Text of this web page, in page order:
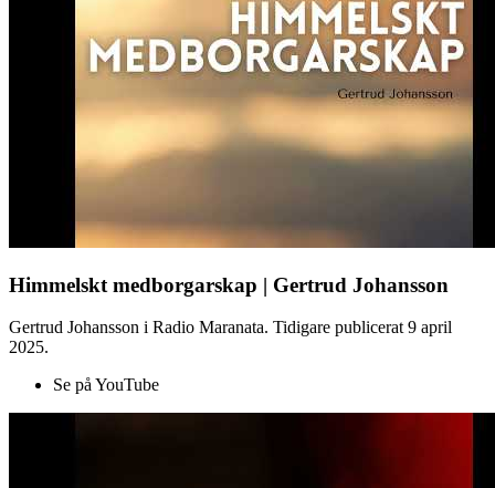
Himmelskt medborgarskap | Gertrud Johansson
Gertrud Johansson i Radio Maranata. Tidigare publicerat 9 april
2025.
Se på YouTube